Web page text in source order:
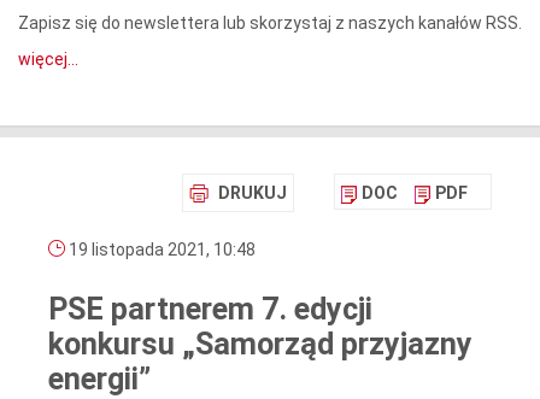
Zapisz się do newslettera lub skorzystaj z naszych kanałów RSS.
więcej...
DRUKUJ DOC PDF
19 listopada 2021, 10:48
PSE partnerem 7. edycji
konkursu „Samorząd przyjazny
energii”